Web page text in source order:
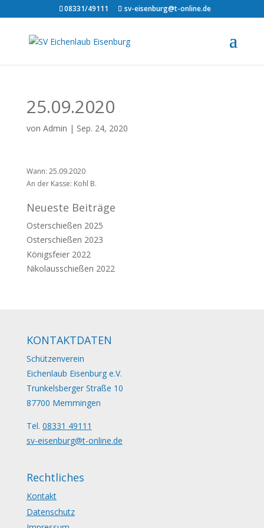
08331/49111 sv-eisenburg@t-online.de
25.09.2020
von Admin | Sep. 24, 2020
Wann: 25.09.2020
An der Kasse: Kohl B.
Neueste Beiträge
Osterschießen 2025
Osterschießen 2023
Königsfeier 2022
Nikolausschießen 2022
KONTAKTDATEN
Schützenverein
Eichenlaub Eisenburg e.V.
Trunkelsberger Straße 10
87700 Memmingen
Tel. 08331 49111
sv-eisenburg@t-online.de
Rechtliches
Kontakt
Datenschutz